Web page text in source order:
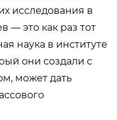
исследования в
— это как раз тот
наука в институте
они создали с
может дать